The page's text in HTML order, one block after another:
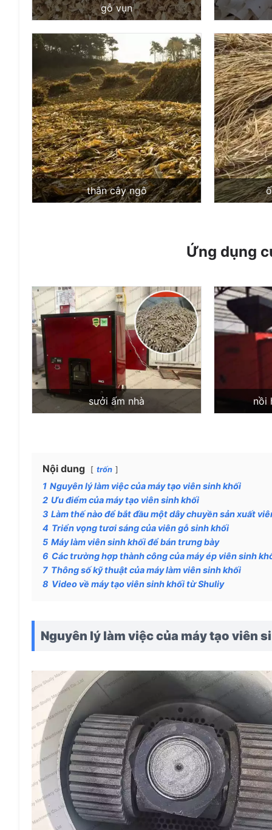
gỗ vụn
thân cây ngô
Ứng dụng
sưởi ấm nhà nồi
Nội dung trốn
1 Nguyên lý làm việc của máy tạo viên sinh khối
2 Ưu điểm của máy tạo viên sinh khối
3 Làm thế nào để bắt đầu một dây chuyền sản xuất
4 Triển vọng tươi sáng của viên gỗ sinh khối
5 Máy làm viên sinh khối để bán trưng bày
6 Các trường hợp thành công của máy ép viên sinh
7 Thông số kỹ thuật của máy làm viên sinh khối
8 Video về máy tạo viên sinh khối từ Shuliy
Nguyên lý làm việc của máy tạo viên